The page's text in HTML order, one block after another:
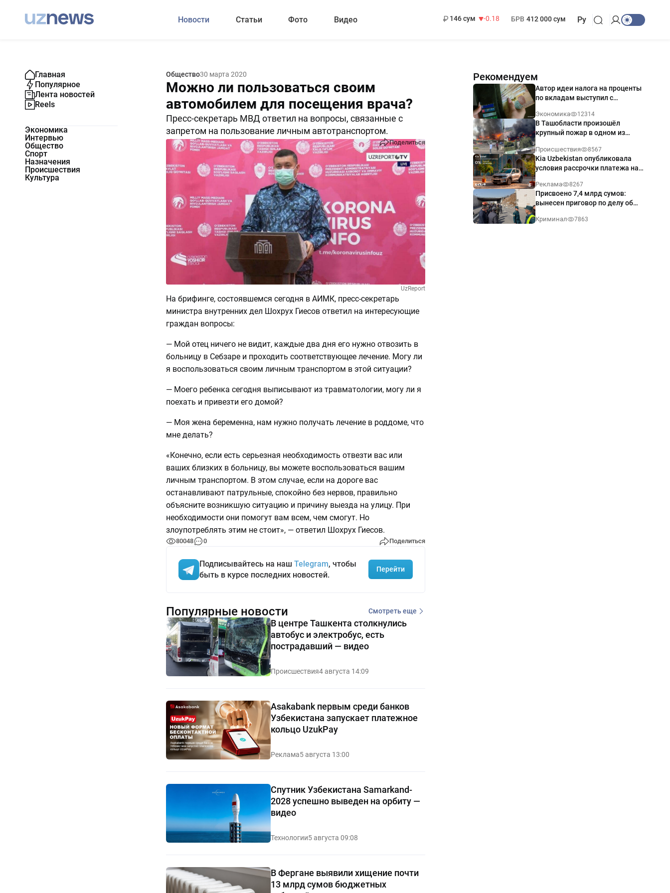
Новости Статьи Фото Видео
146 сум
-0.18
БРВ 412 000 сум Ру
Главная
Популярное
Лента новостей
Reels
Экономика
Интервью
Общество
Спорт
Назначения
Происшествия
Культура
Общество30 марта 2020
Можно ли пользоваться своим
автомобилем для посещения врача?
Пресс-секретарь МВД ответил на вопросы, связанные с
запретом на пользование личным автотранспортом.
80048 0 Поделиться
UzReport
На брифинге, состоявшемся сегодня в АИМК, пресс-секретарь
министра внутренних дел Шохрух Гиесов ответил на интересующие
граждан вопросы:
— Мой отец ничего не видит, каждые два дня его нужно отвозить в
больницу в Себзаре и проходить соответствующее лечение. Могу ли
я воспользоваться своим личным транспортом в этой ситуации?
— Моего ребенка сегодня выписывают из травматологии, могу ли я
поехать и привезти его домой?
— Моя жена беременна, нам нужно получать лечение в роддоме, что
мне делать?
«Конечно, если есть серьезная необходимость отвезти вас или
ваших близких в больницу, вы можете воспользоваться вашим
личным транспортом. В этом случае, если на дороге вас
останавливают патрульные, спокойно без нервов, правильно
объясните возникшую ситуацию и причину выезда на улицу. При
необходимости они помогут вам всем, чем смогут. Но
злоупотреблять этим не стоит», — ответил Шохрух Гиесов.
80048 0 Поделиться
Подписывайтесь на наш Telegram, чтобы
быть в курсе последних новостей.
Перейти
Рекомендуем
Автор идеи налога на проценты
по вкладам выступил с
Экономика 12314
В Ташобласти произошёл
крупный пожар в одном из
Происшествия 8567
Kia Uzbekistan опубликовала
условия рассрочки платежа на
годовых
Реклама 8267
Присвоено 7,4 млрд сумов:
вынесен приговор по делу об
Ташкенте
Криминал 7863
Популярные новости Смотреть еще
В центре Ташкента столкнулись
автобус и электробус, есть
пострадавший — видео
Происшествия4 августа 14:09
Asakabank первым среди банков
Узбекистана запускает платежное
кольцо UzukPay
Реклама5 августа 13:00
Спутник Узбекистана Samarkand-
2028 успешно выведен на орбиту —
видео
Технологии5 августа 09:08
В Фергане выявили хищение почти
13 млрд сумов бюджетных